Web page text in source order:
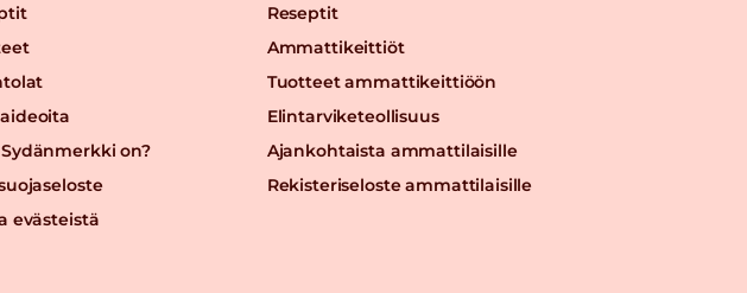
on?
evästeistä
Reseptit
Ammattikeittiöt
Tuotteet ammattikeittiöön
Elintarviketeollisuus
Ajankohtaista ammattilaisille
Rekisteriseloste ammattilaisille